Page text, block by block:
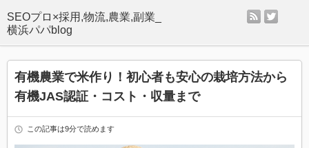
SEOプロ×採用,物流,農業,副業_
横浜パパblog
rss
有機農業で米作り！初心者も安心の栽培方法から
有機JAS認証・コスト・収量まで
この記事は9分で読めます